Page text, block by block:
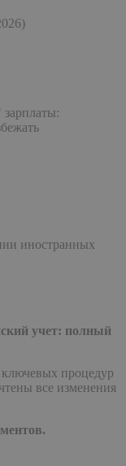
иностранных
учет: полный
процедур
все изменения